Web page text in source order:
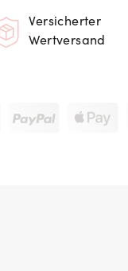
Versicherter
Wertversand